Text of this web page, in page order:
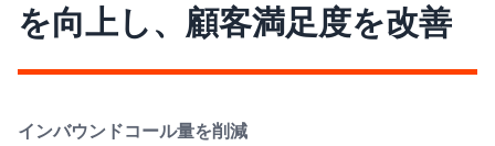
を向上し、顧客満足度を改善
インバウンドコール量を削減